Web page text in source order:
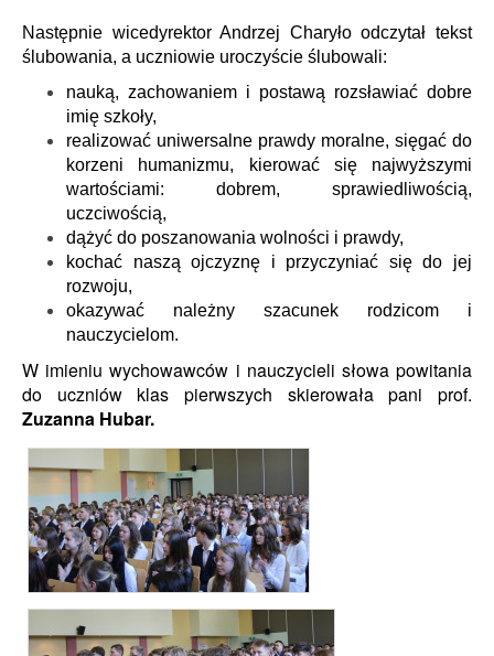
Następnie wicedyrektor Andrzej Charyło odczytał tekst
ślubowania, a uczniowie uroczyście ślubowali:
nauką, zachowaniem i postawą rozsławiać dobre
imię szkoły,
realizować uniwersalne prawdy moralne, sięgać do
korzeni humanizmu, kierować się najwyższymi
wartościami: dobrem, sprawiedliwością,
uczciwością,
dążyć do poszanowania wolności i prawdy,
kochać naszą ojczyznę i przyczyniać się do jej
rozwoju,
okazywać należny szacunek rodzicom i
nauczycielom.
W imieniu wychowawców i nauczycieli słowa powitania
do uczniów klas pierwszych skierowała pani prof.
Zuzanna Hubar.